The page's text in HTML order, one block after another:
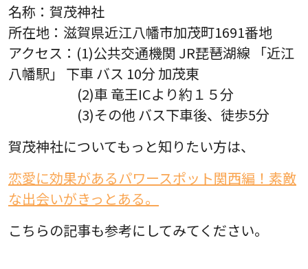
名称：賀茂神社
所在地：滋賀県近江八幡市加茂町1691番地
アクセス：(1)公共交通機関 JR琵琶湖線 「近江
八幡駅」 下車 バス 10分 加茂東
(2)車 竜王ICより約１５分
(3)その他 バス下車後、徒歩5分
賀茂神社についてもっと知りたい方は、
恋愛に効果があるパワースポット関西編！素敵
な出会いがきっとある。
こちらの記事も参考にしてみてください。